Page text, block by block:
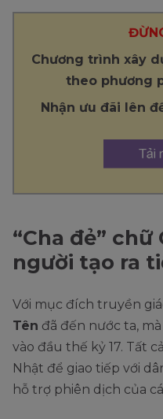
Chương trình xây
theo phương
Nhận ưu đãi lên
“Cha đẻ” chữ
người tạo ra
Với mục đích truyền
Tên đã đến nước ta,
vào đầu thế kỷ 17. Tất
Nhật để giao tiếp với
hỗ trợ phiên dịch của